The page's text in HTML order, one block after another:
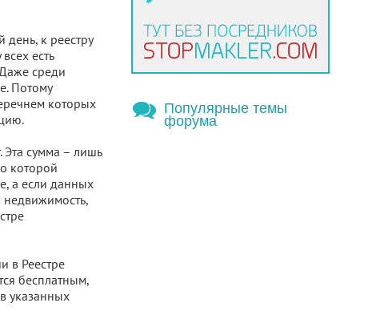
к реестру
есть
среди
Потому
которых
Эта сумма – лишь
которой
а если данных
в Реестре
бесплатным,
указанных
Популярные темы
форума